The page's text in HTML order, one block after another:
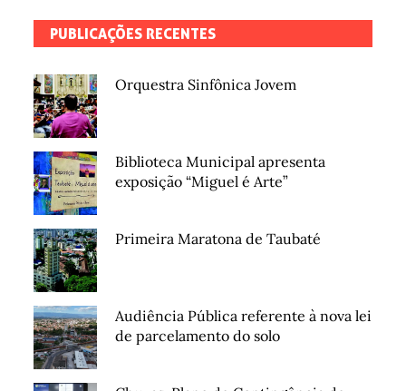
PUBLICAÇÕES RECENTES
Orquestra Sinfônica Jovem
Biblioteca Municipal apresenta
exposição “Miguel é Arte”
Primeira Maratona de Taubaté
Audiência Pública referente à nova lei
de parcelamento do solo